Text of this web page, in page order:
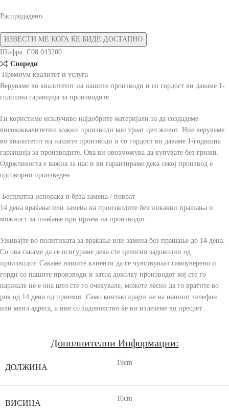
Распродадено
Шифра: C08.043200
Спореди
Премиум квалитет и услуга
Веруваме во квалитетот на нашите производи и со гордост ви даваме 1-
годишна гаранција за производите.
Ги користиме исклучиво најдобрите материјали за да создадеме
висококвалитетни кожни производи кои траат цел живот. Ние веруваме
во квалитетот на нашите производи и со гордост ви даваме 1-годишна
гаранција за производите. Ова ви овозможува да купувате без грижи.
Одржливоста е важна за нас и ви гарантираме дека секој производ е
одговорно произведен.
Бесплатна испорака и брза замена / поврат
14 дена враќање или замена на производите без никакви прашања и
можност за плаќање при прием на производот
Уживајте во политиката за враќање или замена без прашање до 14 дена.
Со ова сакаме да се осигураме дека сте целосно задоволни од
производот. Сакаме нашите клиенти да се чувствуваат самоуверено и
горди со нашите производи и затоа доколку производот кој сте го
нарачале не е она што сте го очекувале, можете лесно да го вратите во
рок од 14 дена од приемот. Само контактирајте не на нашиот телефон
или меил адреса, а ние со задоволство ќе ви излеземе во пресрет .
Дополнителни Информации:
ДОЛЖИНА
19cm
ВИСИНА
10cm